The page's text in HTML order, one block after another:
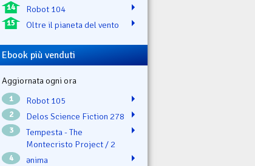
14 Robot 104
15 Oltre il pianeta del vento
Ebook più venduti
Aggiornata ogni ora
1 Robot 105
2 Delos Science Fiction 278
3
Tempesta - The
Montecristo Project / 2
4 ənima